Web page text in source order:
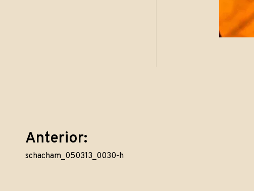
Navegação
Anterior:
schacham_050313_0030-h